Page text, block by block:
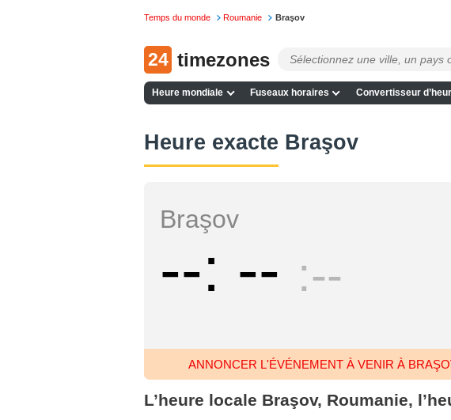
Temps du monde Roumanie Braşov
24 timezones
Heure mondiale Fuseaux horaires Convertisseur
Heure exacte Braşov
Braşov
-- -- --
ANNONCER L'ÉVÉNEMENT À VENIR À
L’heure locale Braşov, Roumanie,